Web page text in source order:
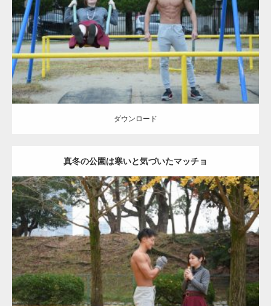
Category:公園のマッチョ その他 AKIHITO(細マッチョ) 腹筋 大胸筋
ダウンロード
ダウンロード
真冬の公園は寒いと気づいたマッチョ
Update: 2021.07.8
Category:公園のマッチョ その他 AKIHITO(細マッチョ) 上腕三頭筋
肩
ダウンロード